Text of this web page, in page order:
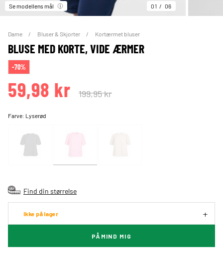
Se modellens mål 01 06
Dame Bluser & Skjorter Kortærmet bluser
BLUSE MED KORTE, VIDE ÆRMER
-70%
59,98 kr 199,95 kr
Farve: Lyserød
Find din størrelse
Ikke på lager
PÅMIND MIG